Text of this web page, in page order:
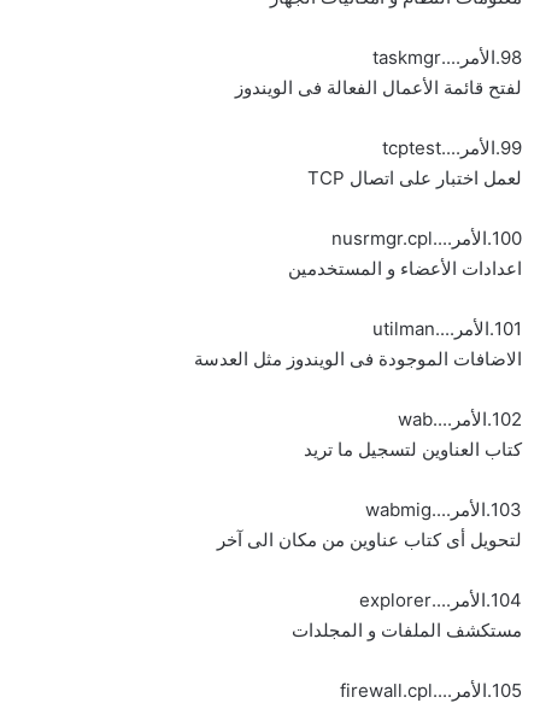
98.الأمر....taskmgr
لفتح قائمة الأعمال الفعالة فى الويندوز
99.الأمر....tcptest
لعمل اختبار على اتصال TCP
100.الأمر....nusrmgr.cpl
اعدادات الأعضاء و المستخدمين
101.الأمر....utilman
الاضافات الموجودة فى الويندوز مثل العدسة
102.الأمر....wab
كتاب العناوين لتسجيل ما تريد
103.الأمر....wabmig
لتحويل أى كتاب عناوين من مكان الى آخر
104.الأمر....explorer
مستكشف الملفات و المجلدات
105.الأمر....firewall.cpl